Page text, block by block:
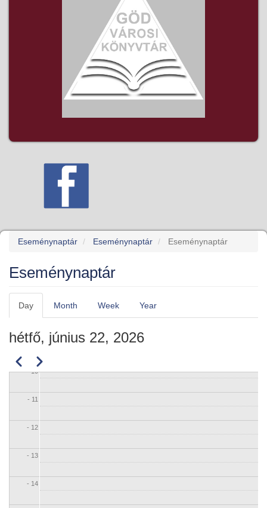
Eseménynaptár Eseménynaptár Eseménynaptár
Eseménynaptár
Elsődleges
fülek
Day Month Week Year
hétfő, június 22, 2026
Oldalszámozás
Előző Következő
- 05
- 09
- 10
- 11
- 12
- 13
- 14